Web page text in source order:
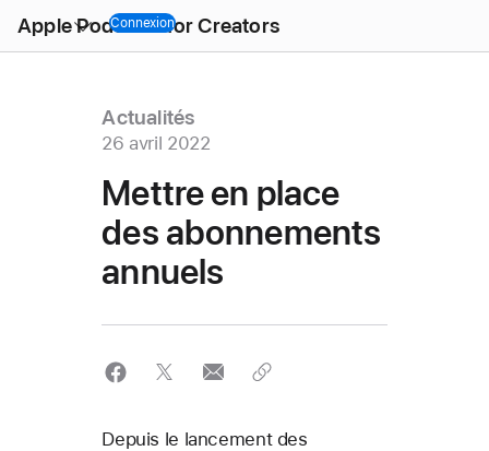
Apple Podcasts for Creators
Menu
Connexion
Actualités
26 avril 2022
Mettre en place
des abonnements
annuels
Depuis le lancement des